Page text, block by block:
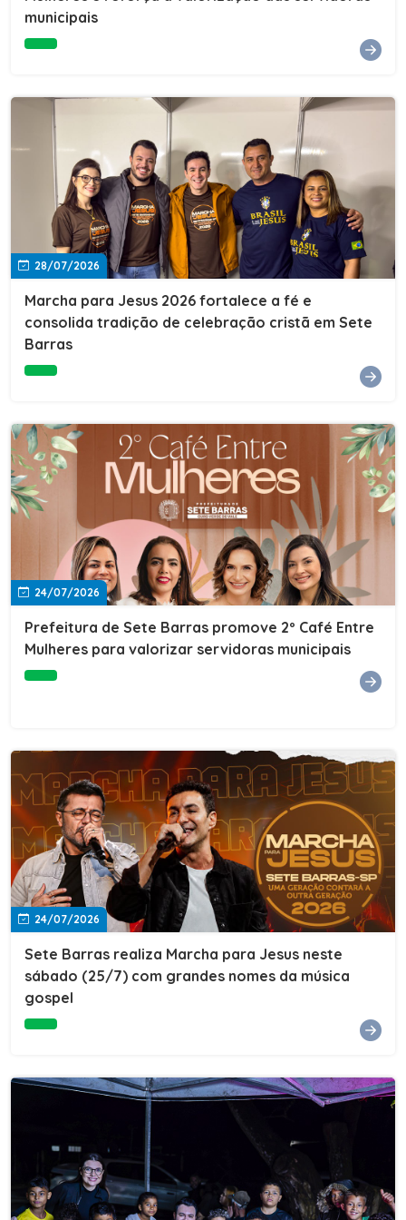
Cultura, Esporte e Lazer, Paulo Thomas, prestigiou os
compromisso da nossa gestão com a inclusão,
oferecendo a jovens e adultos a oportunidade de
concluir seus estudos e construir um futuro melhor.
Cada certificado entregue simboliza esforço,
determinação e a certeza de que investir em educação
é investir no desenvolvimento de Sete Barras."A
Prefeitura de Sete Barras também agradeceu ao SESI,
parceiro fundamental na retomada e ampliação da
Educação de Jovens e Adultos, aos professores, à
equipe da Secretaria Municipal de Educação e a todos
os profissionais que contribuíram para que esse
importante projeto voltasse a transformar a vida de
municipais
28/07/2026
Marcha para Jesus 2026 fortalece a fé e
consolida tradição de celebração cristã em Sete
Barras
24/07/2026
Prefeitura de Sete Barras promove 2º Café Entre
Mulheres para valorizar servidoras municipais
24/07/2026
Sete Barras realiza Marcha para Jesus neste
sábado (25/7) com grandes nomes da música
gospel